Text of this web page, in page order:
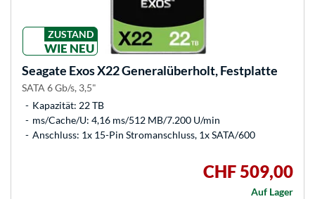
ZUSTAND
WIE NEU
Seagate Exos X22 Generalüberholt, Festplatte
SATA 6 Gb/s, 3,5"
Kapazität: 22 TB
ms/Cache/U: 4,16 ms/512 MB/7.200 U/min
Anschluss: 1x 15-Pin Stromanschluss, 1x SATA/600
CHF 509,00
Auf Lager